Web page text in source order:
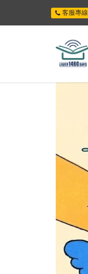
客服專線